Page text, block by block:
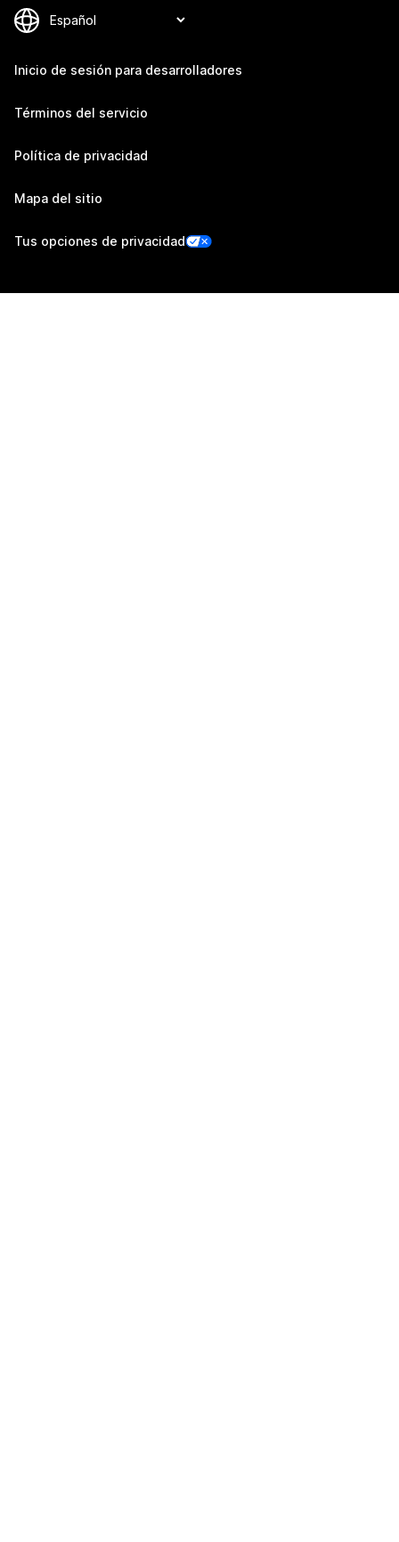
Inicio de sesión para desarrolladores
Términos del servicio
Política de privacidad
Mapa del sitio
Tus opciones de privacidad